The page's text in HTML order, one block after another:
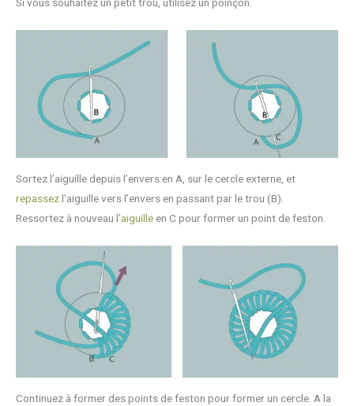
Sortez l’aiguille depuis l’envers en A, sur le cercle externe, et
repassezl’aiguille vers l’envers en passant par le trou (B).
Ressortez à nouveau l’aiguille en C pour former un point de feston.
Continuez à former des points de feston pour former un cercle. A la